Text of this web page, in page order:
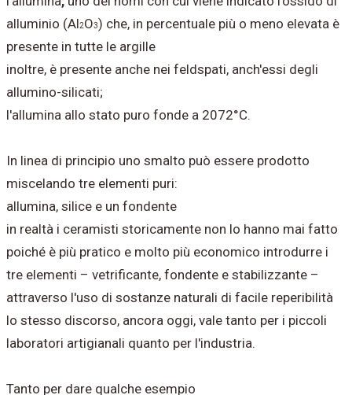
alluminio (Al2O3) che, in percentuale più o meno elevata è
presente in tutte le argille
inoltre, è presente anche nei feldspati, anch'essi degli
allumino-silicati;
l'allumina allo stato puro fonde a 2072°C.
In linea di principio uno smalto può essere prodotto
miscelando tre elementi puri:
allumina, silice e un fondente
in realtà i ceramisti storicamente non lo hanno mai fatto
poiché è più pratico e molto più economico introdurre i
tre elementi – vetrificante, fondente e stabilizzante –
attraverso l'uso di sostanze naturali di facile reperibilità
lo stesso discorso, ancora oggi, vale tanto per i piccoli
laboratori artigianali quanto per l'industria.
Tanto per dare qualche esempio